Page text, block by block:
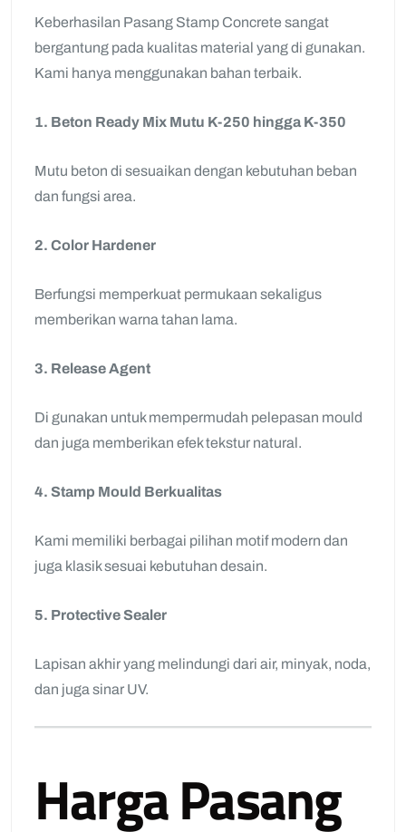
Keberhasilan Pasang Stamp Concrete sangat
bergantung pada kualitas material yang di gunakan.
Kami hanya menggunakan bahan terbaik.
1. Beton Ready Mix Mutu K-250 hingga K-350
Mutu beton di sesuaikan dengan kebutuhan beban
dan fungsi area.
2. Color Hardener
Berfungsi memperkuat permukaan sekaligus
memberikan warna tahan lama.
3. Release Agent
Di gunakan untuk mempermudah pelepasan mould
dan juga memberikan efek tekstur natural.
4. Stamp Mould Berkualitas
Kami memiliki berbagai pilihan motif modern dan
juga klasik sesuai kebutuhan desain.
5. Protective Sealer
Lapisan akhir yang melindungi dari air, minyak, noda,
dan juga sinar UV.
Harga Pasang